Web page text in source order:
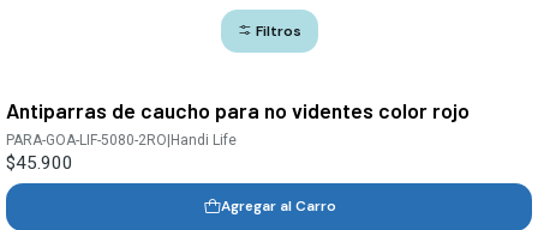
Filtros
Antiparras de caucho para no videntes color rojo
PARA-GOA-LIF-5080-2RO|Handi Life
$45.900
Agregar al Carro